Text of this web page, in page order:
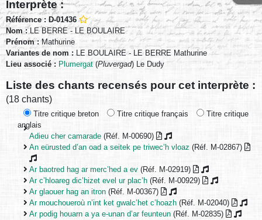
Interprète :
Référence : D-01436
Nom :LE BERRE - LE BOULAIRE
Prénom :Mathurine
Variantes de nom :
LE BOULAIRE - LE BERRE Mathurine
Lieu associé : Plumergat (Pluvergad) Le Dudy
Liste des chants recensés pour cet interprète :
(18 chants)
Titre critique breton Titre critique français
Titre critique
anglais
Adieu cher camarade (Réf. M-00690)
An eürusted d’an oad a seitek pe triwec’h vloaz (Réf. M-02867)
Ar baotred hag ar merc’hed a ev (Réf. M-02919)
Ar c’hloareg dic’hizet evel ur plac’h (Réf. M-00929)
Ar glaouer hag an itron (Réf. M-00367)
Ar mouchoueroù n’int ket gwalc’het c’hoazh (Réf. M-02040)
Ar podig houarn a ya e-unan d’ar feunteun (Réf. M-02835)